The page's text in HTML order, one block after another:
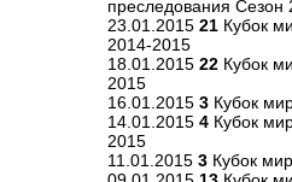
преследования Сезон
23.01.2015 21 Кубок
2014-2015
18.01.2015 22 Кубок
2015
16.01.2015 3 Кубок
14.01.2015 4 Кубок
2015
11.01.2015 3 Кубок